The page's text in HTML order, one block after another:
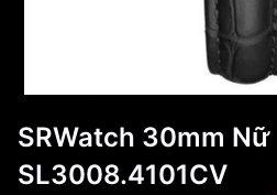
SRWatch 30mm Nữ
SL3008.4101CV